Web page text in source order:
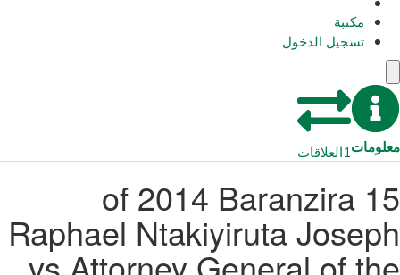
مكتبة
تسجيل الدخول
معلومات1العلاقات
15 of 2014 Baranzira
Raphael Ntakiyiruta Joseph